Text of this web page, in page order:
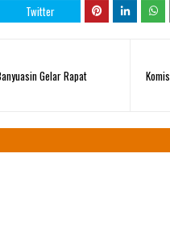
Twitter
Gelar Rapat